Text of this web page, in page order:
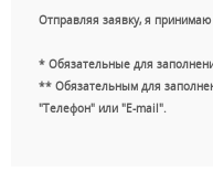
Отправляя заявку, я принимаю
* Обязательные для
** Обязательным для
"Телефон" или "E-mail".